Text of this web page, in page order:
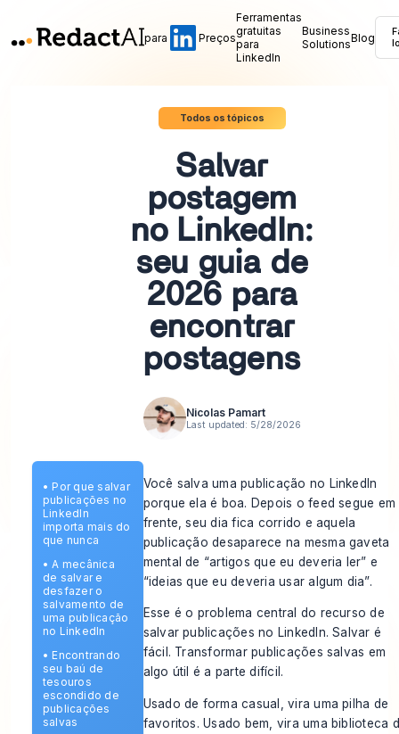
para Preços
Ferramentas
gratuitas
para
LinkedIn
Business
SolutionsBlog
Todos os tópicos
Salvar
postagem
no LinkedIn:
seu guia de
2026 para
encontrar
postagens
Nicolas Pamart
Last updated: 5/28/2026
• Por que salvar
publicações no
LinkedIn
importa mais do
que nunca
•A mecânica
de salvar e
desfazer o
salvamento de
uma publicação
no LinkedIn
• Encontrando
seu baú de
tesouros
escondido de
publicações
salvas
Você salva uma publicação no LinkedIn
porque ela é boa. Depois o feed segue em
frente, seu dia fica corrido e aquela
publicação desaparece na mesma gaveta
mental de “artigos que eu deveria ler” e
“ideias que eu deveria usar algum dia”.
Esse é o problema central do recurso de
salvar publicações no LinkedIn. Salvar é
fácil. Transformar publicações salvas em
algo útil é a parte difícil.
Usado de forma casual, vira uma pilha de
favoritos. Usado bem, vira uma biblioteca